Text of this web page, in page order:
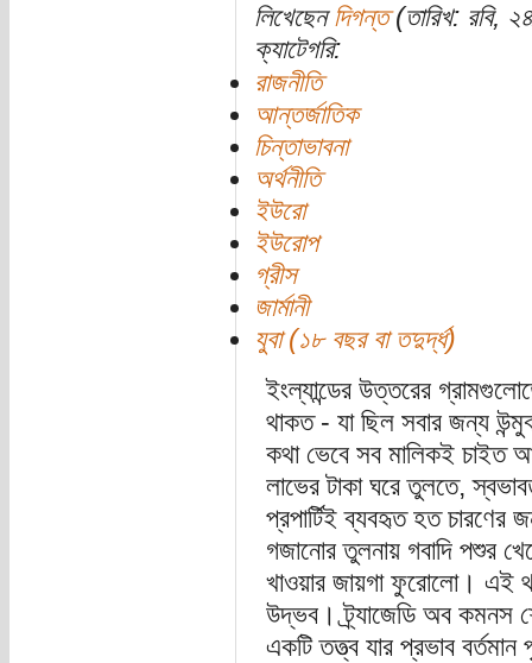
লিখেছেন দিগন্ত(তারিখ: রবি,
ক্যাটেগরি:
রাজনীতি
আন্তর্জাতিক
চিন্তাভাবনা
অর্থনীতি
ইউরো
ইউরোপ
গ্রীস
জার্মানী
যুবা (১৮ বছর বা তদুর্দ্ধ)
ইংল্যান্ডের উত্তরের
থাকত - যা ছিল সবার জন্য
কথা ভেবে সব মালিকই চাইত
লাভের টাকা ঘরে তুলতে,
প্রপার্টিই ব্যবহৃত হত চারণের
গজানোর তুলনায় গবাদি পশুর
খাওয়ার জায়গা ফুরোলো। এই
উদ্ভব। ট্র্যাজেডি অব কমনস
একটি তত্ত্ব যার প্রভাব